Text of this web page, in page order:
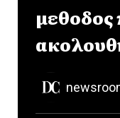
μεθοδος